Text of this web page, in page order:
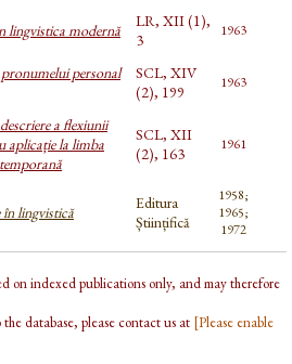
lingvistica modernă
LR, XII (1),
3
1963
personal
SCL, XIV
(2), 199
1963
a flexiunii
aplicație la limba
SCL, XII
(2), 163
1961
lingvistică
Editura
Științifică
1958;
1965;
1972
on indexed publications only, and may therefore
database, please contact us at [Please enable